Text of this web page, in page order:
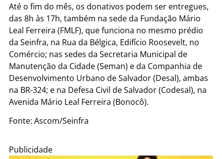
Até o fim do mês, os donativos podem ser entregues,
das 8h às 17h, também na sede da Fundação Mário
Leal Ferreira (FMLF), que funciona no mesmo prédio
da Seinfra, na Rua da Bélgica, Edifício Roosevelt, no
Comércio; nas sedes da Secretaria Municipal de
Manutenção da Cidade (Seman) e da Companhia de
Desenvolvimento Urbano de Salvador (Desal), ambas
na BR-324; e na Defesa Civil de Salvador (Codesal), na
Avenida Mário Leal Ferreira (Bonocô).
Fonte: Ascom/Seinfra
Publicidade